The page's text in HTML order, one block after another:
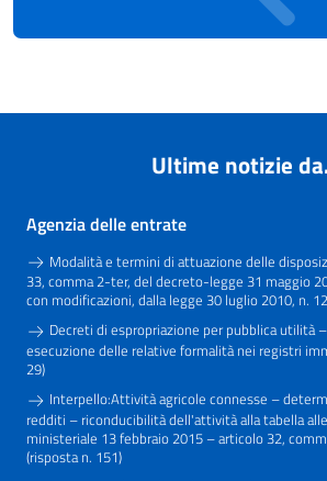
Ultime notizie
Agenzia delle entrate
Modalità e termini di attuazione delle
33, comma 2-ter, del decreto-legge 31 maggio
con modificazioni, dalla legge 30 luglio 2010, n.
Decreti di espropriazione per pubblica utilità
esecuzione delle relative formalità nei registri
29)
Interpello:Attività agricole connesse –
redditi – riconducibilità dell'attività alla tabella
ministeriale 13 febbraio 2015 – articolo 32,
(risposta n. 151)